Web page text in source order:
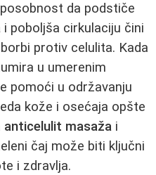
da podstiče
i poboljša cirkulaciju čini
protiv celulita. Kada
u umerenim
pomoći u održavanju
kože i osećaja opšte
anticelulit masaža i
čaj može biti ključni
i zdravlja.